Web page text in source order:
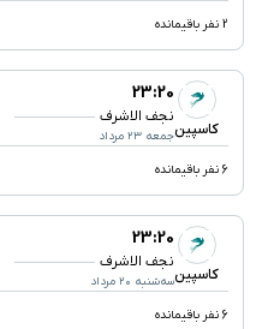
2 نفر باقیمانده
کاسپین
23:20
نجف الاشرف
جمعه ۲۳ مرداد
6 نفر باقیمانده
کاسپین
23:20
نجف الاشرف
سه‌شنبه ۲۰ مرداد
6 نفر باقیمانده